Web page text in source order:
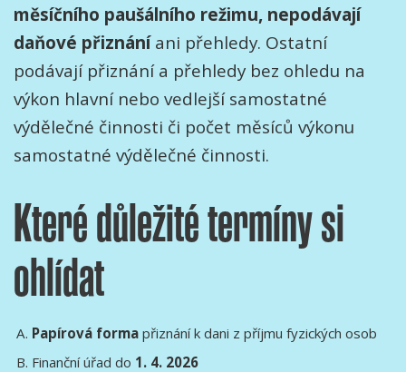
měsíčního paušálního režimu, nepodávají
daňové přiznáníani přehledy. Ostatní
podávají přiznání a přehledy bez ohledu na
výkon hlavní nebo vedlejší samostatné
výdělečné činnosti či počet měsíců výkonu
samostatné výdělečné činnosti.
Které důležité termíny si
ohlídat
Papírová forma přiznání k dani z příjmu fyzických osob
Finanční úřad do 1. 4. 2026